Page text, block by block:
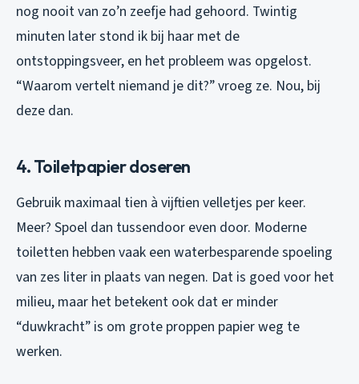
nog nooit van zo’n zeefje had gehoord. Twintig
minuten later stond ik bij haar met de
ontstoppingsveer, en het probleem was opgelost.
“Waarom vertelt niemand je dit?” vroeg ze. Nou, bij
deze dan.
4. Toiletpapier doseren
Gebruik maximaal tien à vijftien velletjes per keer.
Meer? Spoel dan tussendoor even door. Moderne
toiletten hebben vaak een waterbesparende spoeling
van zes liter in plaats van negen. Dat is goed voor het
milieu, maar het betekent ook dat er minder
“duwkracht” is om grote proppen papier weg te
werken.